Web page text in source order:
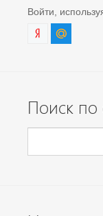
Войти,
Поиск по